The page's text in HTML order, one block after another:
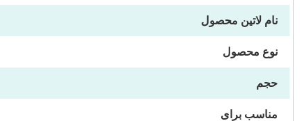
نام لاتین محصول
نوع محصول
حجم
مناسب برای